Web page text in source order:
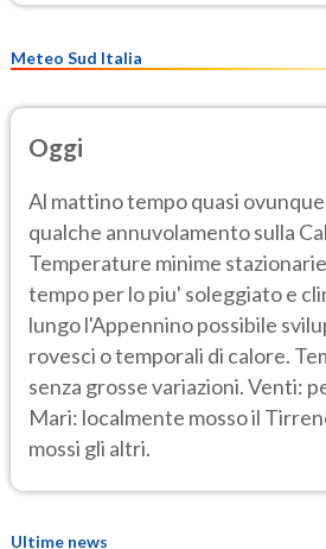
Meteo Sud Italia
Oggi
Al mattino tempo quasi
qualche annuvolamento sulla
Temperature minime
tempo per lo piu' soleggiato e
lungo l'Appennino possibile
rovesci o temporali di calore.
senza grosse variazioni. Venti:
Mari: localmente mosso il
mossi gli altri.
Ultime news